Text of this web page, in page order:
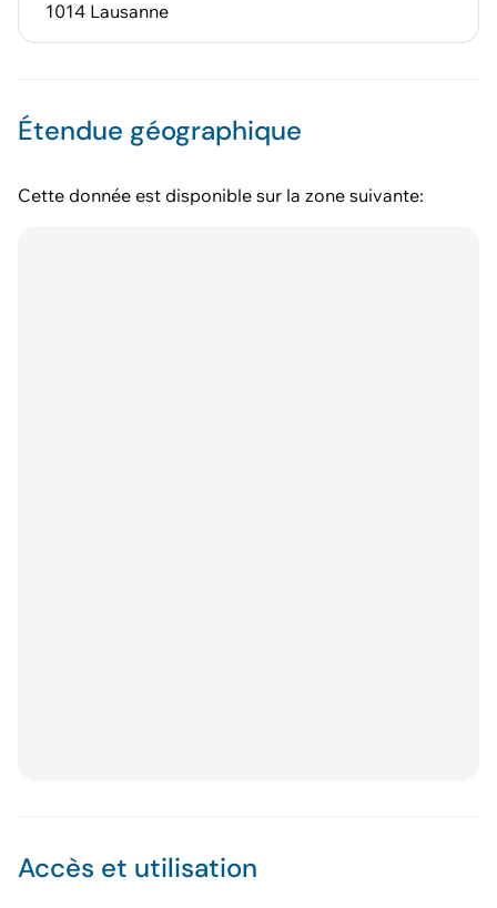
1014 Lausanne
Étendue géographique
Cette donnée est disponible sur la zone suivante:
Accès et utilisation